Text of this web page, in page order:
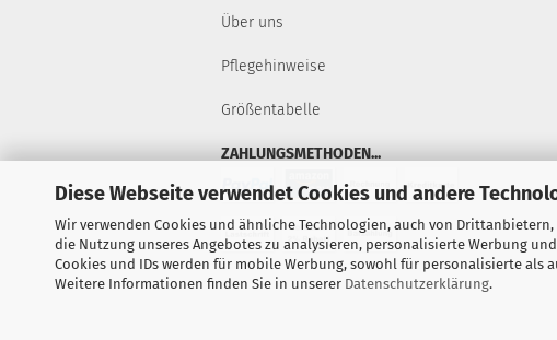
Diese Webseite verwendet Cookies und andere
Wir verwenden Cookies und ähnliche Technologien, auch von
die Nutzung unseres Angebotes zu analysieren, personalisierte Werbung
Cookies und IDs werden für mobile Werbung, sowohl für personalisierte als
Weitere Informationen finden Sie in unserer Datenschutzerklärung.
Über uns
Pflegehinweise
Größentabelle
ZAHLUNGSMETHODEN...